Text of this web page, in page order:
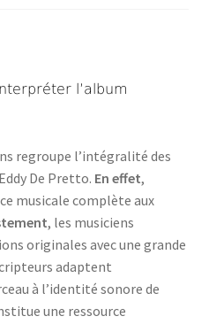
l’album
regroupe l’intégralité des
De Pretto. En effet,
musicale complète aux
, les musiciens
originales avec une grande
adaptent
à l’identité sonore de
une ressource